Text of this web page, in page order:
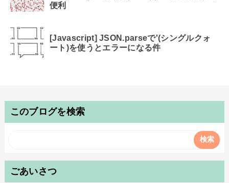
便利
[Javascript] JSON.parseで'(シングルクォ
ート)を使うとエラーになる件
このブログを検索
ごあいさつ